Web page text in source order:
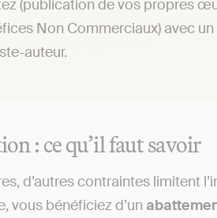
(publication de vos propres
Non Commerciaux) avec
auteur.
: ce qu’il faut savoir
d’autres contraintes limitent
vous bénéficiez d’un